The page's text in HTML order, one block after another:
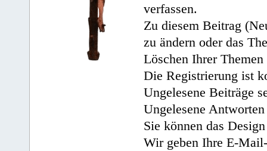
verfassen.
Zu diesem Beitrag
zu ändern oder das
Löschen Ihrer
Die Registrierung ist
Ungelesene Beiträge
Ungelesene
Sie können das
Wir geben Ihre E-